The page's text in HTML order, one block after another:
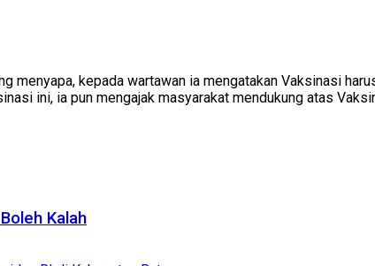
kepada wartawan ia mengatakan Vaksinasi
ini, ia pun mengajak masyarakat mendukung atas
Kalah